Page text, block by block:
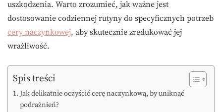
uszkodzenia. Warto zrozumieć, jak ważne jest
dostosowanie codziennej rutyny do specyficznych potrzeb
cery naczynkowej, aby skutecznie zredukować jej
wrażliwość.
Spis treści
Jak delikatnie oczyścić cerę naczynkową, by uniknąć
podrażnień?